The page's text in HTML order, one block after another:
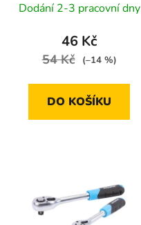
Dodání 2-3 pracovní dny
46 Kč
54 Kč (–14 %)
DO KOŠÍKU